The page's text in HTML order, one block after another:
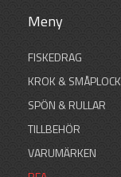
Meny
FISKEDRAG
KROK & SMÅPLOCK
SPÖN & RULLAR
TILLBEHÖR
VARUMÄRKEN